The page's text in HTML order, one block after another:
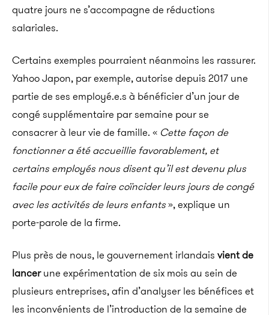
quatre jours ne s’accompagne de réductions
salariales.
Certains exemples pourraient néanmoins les rassurer.
Yahoo Japon, par exemple, autorise depuis 2017 une
partie de ses employé.e.s à bénéficier d’un jour de
congé supplémentaire par semaine pour se
consacrer à leur vie de famille. « Cette façon de
fonctionner a été accueillie favorablement, et
certains employés nous disent qu’il est devenu plus
facile pour eux de faire coïncider leurs jours de congé
avec les activités de leurs enfants», explique un
porte-parole de la firme.
Plus près de nous, le gouvernement irlandais vient de
lancerune expérimentation de six mois au sein de
plusieurs entreprises, afin d’analyser les bénéfices et
les inconvénients de l’introduction de la semaine de